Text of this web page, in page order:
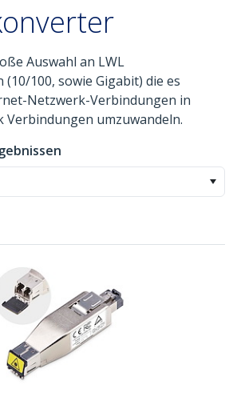
Auswahl an LWL
100, sowie Gigabit) die es
Netzwerk-Verbindungen in
Verbindungen umzuwandeln.